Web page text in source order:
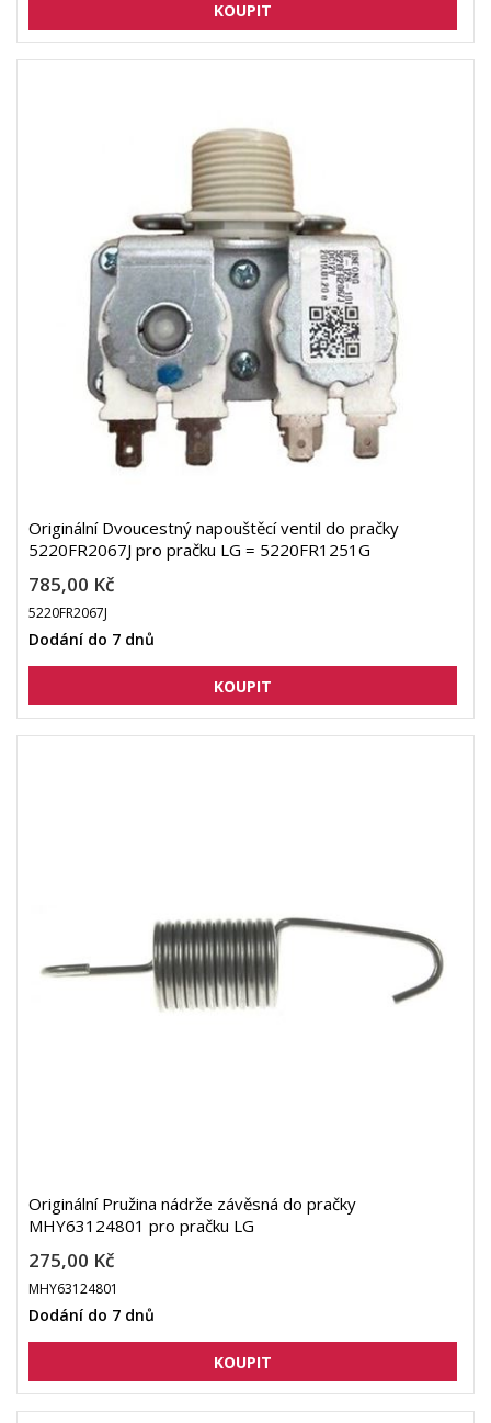
Originální Dvoucestný napouštěcí ventil do pračky
5220FR2067J pro pračku LG = 5220FR1251G
785,00 Kč
5220FR2067J
Dodání do 7 dnů
Originální Pružina nádrže závěsná do pračky
MHY63124801 pro pračku LG
275,00 Kč
MHY63124801
Dodání do 7 dnů